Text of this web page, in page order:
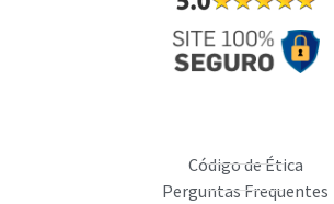
Código de Ética
Perguntas Frequentes